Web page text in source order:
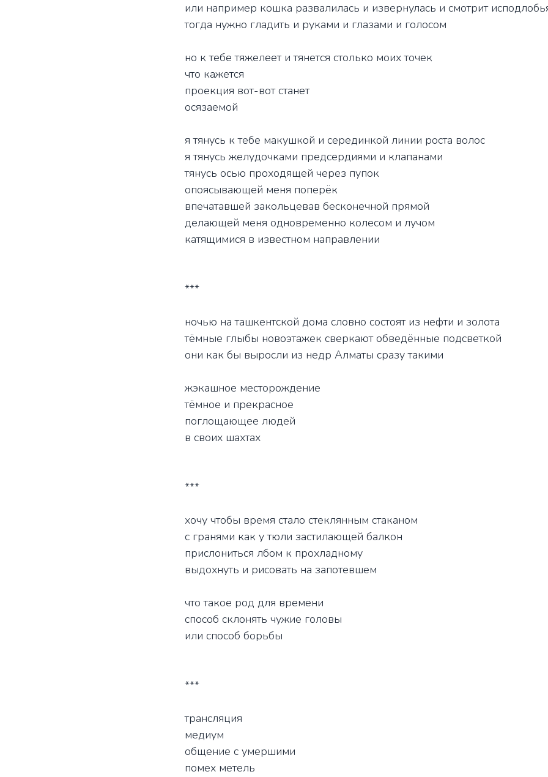
или например кошка развалилась и извернулась и смотрит
тогда нужно гладить и руками и глазами и голосом
но к тебе тяжелеет и тянется столько моих точек
что кажется
проекция вот-вот станет
осязаемой
я тянусь к тебе макушкой и серединкой линии роста волос
я тянусь желудочками предсердиями и клапанами
тянусь осью проходящей через пупок
опоясывающей меня поперёк
впечатавшей закольцевав бесконечной прямой
делающей меня одновременно колесом и лучом
катящимися в известном направлении
***
ночью на ташкентской дома словно состоят из нефти и золота
тёмные глыбы новоэтажек сверкают обведённые подсветкой
они как бы выросли из недр Алматы сразу такими
жэкашное месторождение
тёмное и прекрасное
поглощающее людей
в своих шахтах
***
хочу чтобы время стало стеклянным стаканом
с гранями как у тюли застилающей балкон
прислониться лбом к прохладному
выдохнуть и рисовать на запотевшем
что такое род для времени
способ склонять чужие головы
или способ борьбы
***
трансляция
медиум
общение с умершими
помех метель